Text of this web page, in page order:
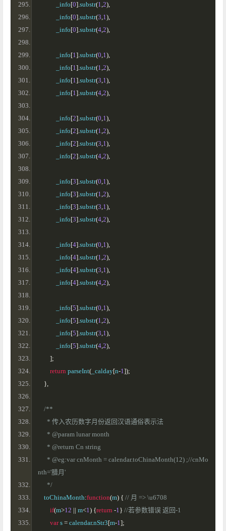
            _info
[0].substr(1,2),
            _info
[0].substr(3,1),
            _info
[0].substr(4,2),
            _info
[1].substr(0,1),
            _info
[1].substr(1,2),
            _info
[1].substr(3,1),
            _info
[1].substr(4,2),
            _info
[2].substr(0,1),
            _info
[2].substr(1,2),
            _info
[2].substr(3,1),
            _info
[2].substr(4,2),
            _info
[3].substr(0,1),
            _info
[3].substr(1,2),
            _info
[3].substr(3,1),
            _info
[3].substr(4,2),
            _info
[4].substr(0,1),
            _info
[4].substr(1,2),
            _info
[4].substr(3,1),
            _info
[4].substr(4,2),
            _info
[5].substr(0,1),
            _info
[5].substr(1,2),
            _info
[5].substr(3,1),
            _info
[5].substr(4,2),
];
return parseInt( _calday[n-1]);
},
/**
      * 传入农历数字月份返回汉语通俗表示法
      * @param lunar month
      * @return Cn string
nth='腊月'
      */
    toChinaMonth
:function(m) { // 月 => \u6708
if(m>12 || m<1) {return -1} //若参数错误 返回-1
var s = calendar.nStr3[m-1];